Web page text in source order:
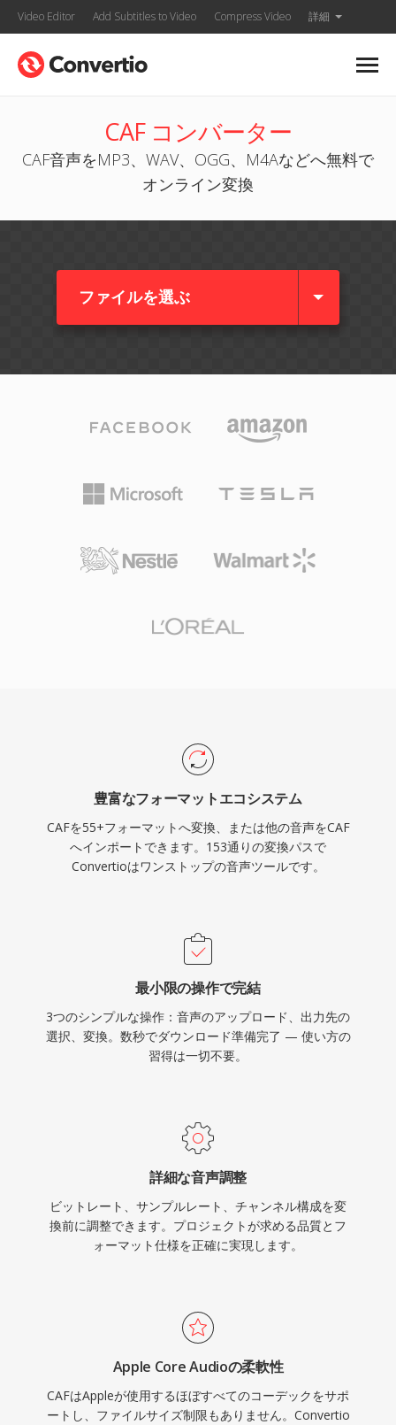
Video Editor Add Subtitles to Video Compress Video 詳細
CAF コンバーター
CAF音声をMP3、WAV、OGG、M4Aなどへ無料で
オンライン変換
ファイルを選ぶ
豊富なフォーマットエコシステム
CAFを55+フォーマットへ変換、または他の音声をCAF
へインポートできます。153通りの変換パスで
Convertioはワンストップの音声ツールです。
最小限の操作で完結
3つのシンプルな操作：音声のアップロード、出力先の
選択、変換。数秒でダウンロード準備完了 — 使い方の
習得は一切不要。
詳細な音声調整
ビットレート、サンプルレート、チャンネル構成を変
換前に調整できます。プロジェクトが求める品質とフ
ォーマット仕様を正確に実現します。
Apple Core Audioの柔軟性
CAFはAppleが使用するほぼすべてのコーデックをサポ
ートし、ファイルサイズ制限もありません。Convertio